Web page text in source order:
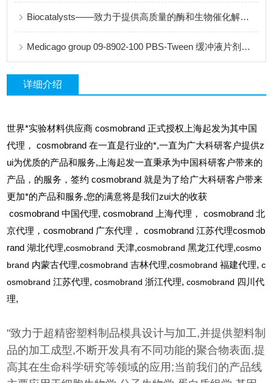
Biocatalysts——致力于提供高质量的酶和生物催化解决方案
Medicago group 09-8902-100 PBS-Tween 缓冲液片剂说明书
详细介绍
世界*实验材料供应商 cosmobrand 正式授权上海起发为其中国
代理， cosmobrand 在一直是行业的*,一直为广大科研客户提供z
ui为优质的产品和服务,上海起发一直秉承为中国科研客户带来的
产品，的服务，签约 cosmobrand 就是为了给广大科研客户带来
更加*的产品和服务,您的满意将是我们zui大的收获
cosmobrand中国代理, cosmobrand 上海代理， cosmobrand 北
京代理，cosmobrand 广东代理， cosmobrand 江苏代理cosmob
rand 湖北代理,cosmobrand 天津,cosmobrand黑龙江代理,cosmo
brand 内蒙古代理,cosmobrand吉林代理,cosmobrand福建代理,c
osmobrand江苏代理,cosmobrand浙江代理,cosmobrand 四川代
理,
"致力于超精密塑料制品模具设计与加工,并提供塑料制
品的加工成型,不断开发具有不同功能的聚合物表面,提
高其在生命科学研究等领域的应用;当前我们的产品线